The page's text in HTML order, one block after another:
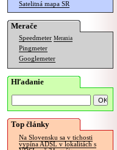
Satelitná mapa SR
Merače
Speedmeter Merania
Pingmeter
Googlemeter
Hľadanie
Top články
Na Slovensku sa v tichosti
vypína ADSL v lokalitách s